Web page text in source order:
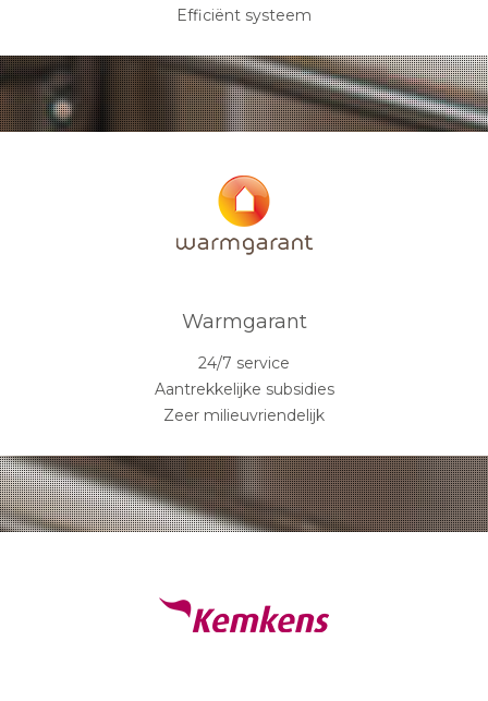
Efficiënt systeem
Warmgarant
24/7 service
Aantrekkelijke subsidies
Zeer milieuvriendelijk